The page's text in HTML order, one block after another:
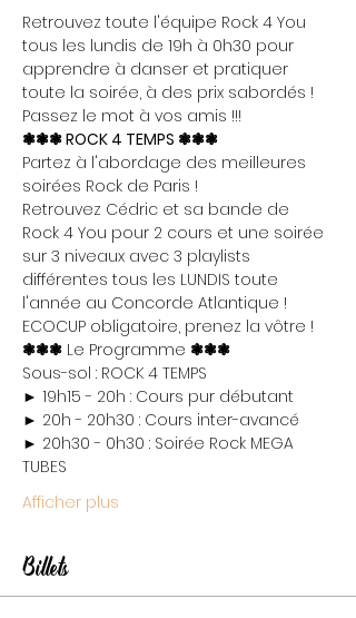
Retrouvez toute l'équipe Rock 4 You
tous les lundis de 19h à 0h30 pour
apprendre à danser et pratiquer
toute la soirée, à des prix sabordés !
Passez le mot à vos amis !!!
❃❃❃ ROCK 4 TEMPS ❃❃❃
Partez à l'abordage des meilleures
soirées Rock de Paris !
Retrouvez Cédric et sa bande de
Rock 4 You pour 2 cours et une soirée
sur 3 niveaux avec 3 playlists
différentes tous les LUNDIS toute
l'année au Concorde Atlantique !
ECOCUP obligatoire, prenez la vôtre !
❃❃❃ Le Programme ❃❃❃
Sous-sol : ROCK 4 TEMPS
► 19h15 - 20h : Cours pur débutant
► 20h - 20h30 : Cours inter-avancé
► 20h30 - 0h30 : Soirée Rock MEGA
TUBES
Afficher plus
Billets